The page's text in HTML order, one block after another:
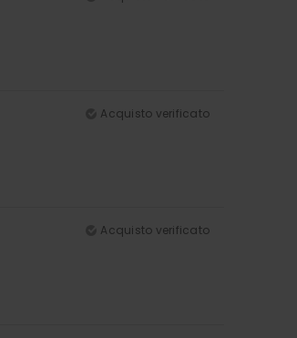
Acquisto verificato
Acquisto verificato